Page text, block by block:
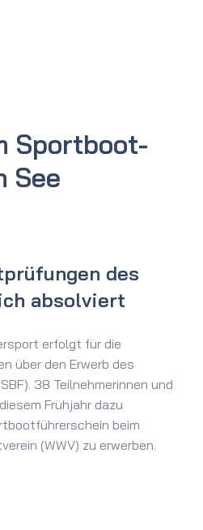
Sportboot­
See
des
absolviert
erfolgt für die
über den Erwerb des
38 Teilnehmerinnen und
Frühjahr dazu
beim
(WWV) zu erwerben.